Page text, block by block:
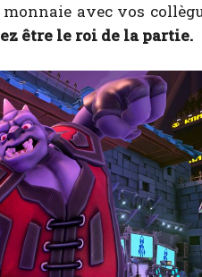
avec vos
être le roi de la partie.